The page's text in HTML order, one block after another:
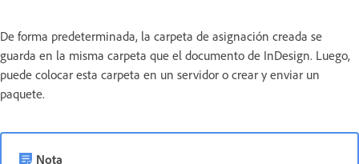
De forma predeterminada, la carpeta de asignación creada se
guarda en la misma carpeta que el documento de InDesign. Luego,
puede colocar esta carpeta en un servidor o crear y enviar un
paquete.
Nota